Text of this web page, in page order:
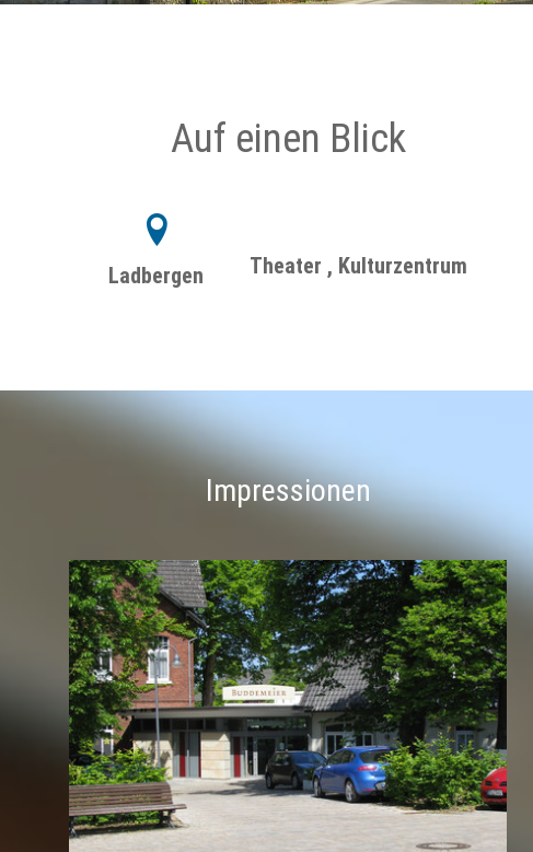
Auf einen Blick
Ladbergen Theater , Kulturzentrum
Impressionen